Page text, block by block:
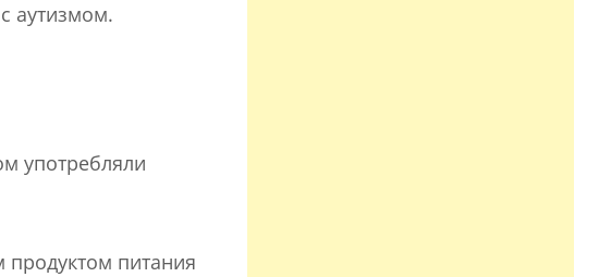
аутизмом.
употребляли
питания